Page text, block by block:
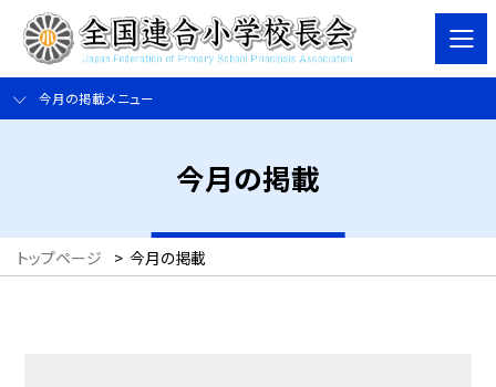
今月の掲載メニュー
今月の掲載
トップページ > 今月の掲載